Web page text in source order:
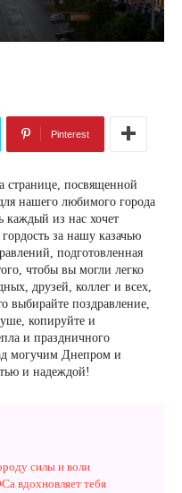
Pinterest
странице, посвященной
нашего любимого города
каждый из нас хочет
за нашу казачью
подготовленная
чтобы вы могли легко
друзей, коллег и всех,
выбирайте поздравление,
копируйте и
и праздничного
могучим Днепром и
и надеждой!
силы и воли
вдохновляет тебя